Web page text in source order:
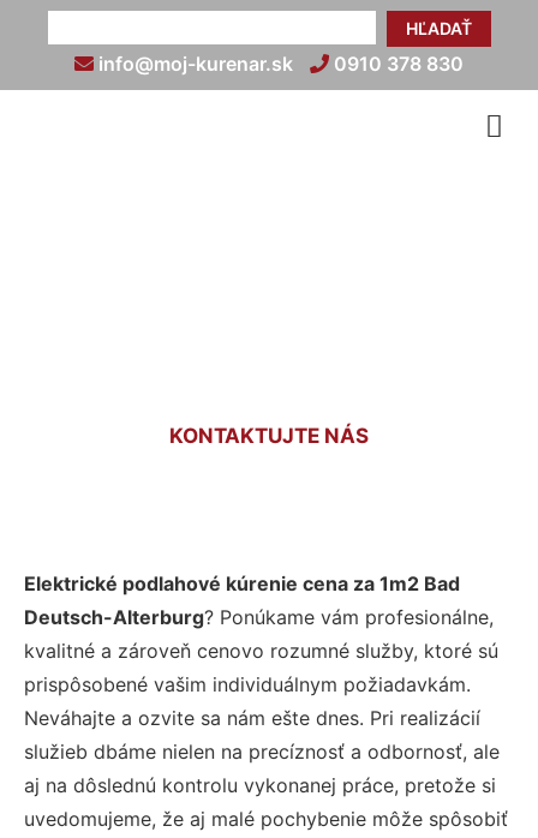
HĽADAŤ
info@moj-kurenar.sk 0910 378 830
KONTAKTUJTE NÁS
Elektrické podlahové kúrenie cena za 1m2 Bad
Deutsch-Alterburg? Ponúkame vám profesionálne,
kvalitné a zároveň cenovo rozumné služby, ktoré sú
prispôsobené vašim individuálnym požiadavkám.
Neváhajte a ozvite sa nám ešte dnes. Pri realizácií
služieb dbáme nielen na precíznosť a odbornosť, ale
aj na dôslednú kontrolu vykonanej práce, pretože si
uvedomujeme, že aj malé pochybenie môže spôsobiť